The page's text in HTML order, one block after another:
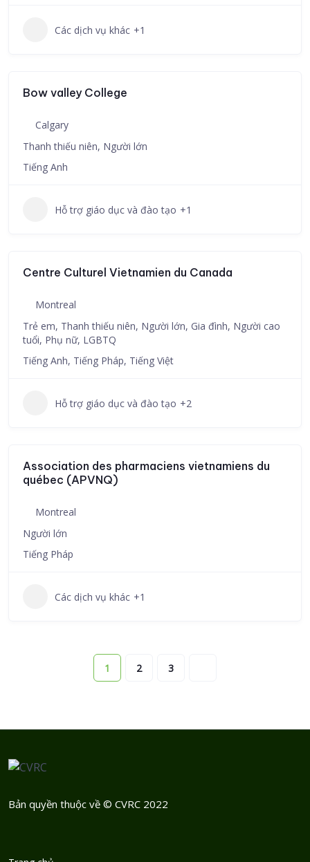
Các dịch vụ khác +1
Bow valley College
Calgary
Thanh thiếu niên, Người lớn
Tiếng Anh
Hỗ trợ giáo dục và đào tạo +1
Centre Culturel Vietnamien du Canada
Montreal
Trẻ em, Thanh thiếu niên, Người lớn, Gia đình, Người cao
tuổi, Phụ nữ, LGBTQ
Tiếng Anh, Tiếng Pháp, Tiếng Việt
Hỗ trợ giáo dục và đào tạo +2
Association des pharmaciens vietnamiens du
québec (APVNQ)
Montreal
Người lớn
Tiếng Pháp
Các dịch vụ khác +1
1 2 3
Bản quyền thuộc về © CVRC 2022